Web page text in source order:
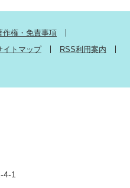
作権・免責事項
イトマップ
RSS利用案内
4-1